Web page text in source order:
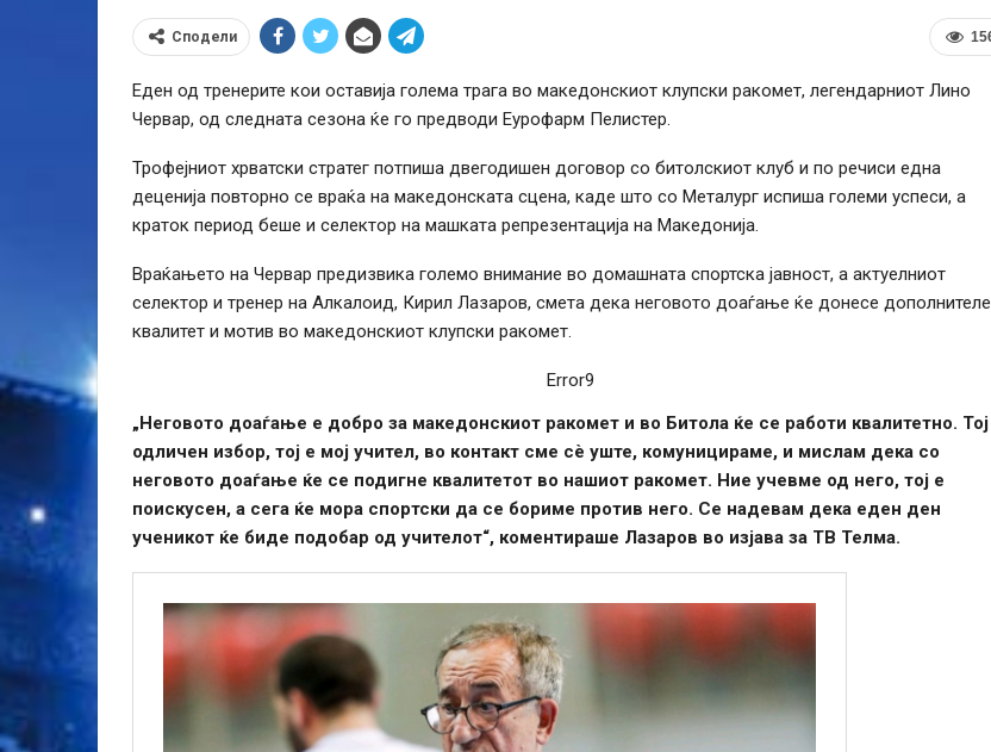
Сподели
Еден од тренерите кои оставија голема трага во македонскиот клупски ракомет, легендарниот Лино
Червар, од следната сезона ќе го предводи Еурофарм Пелистер.
Трофејниот хрватски стратег потпиша двегодишен договор со битолскиот клуб и по речиси една
деценија повторно се враќа на македонската сцена, каде што со Металург испиша големи успеси, а
краток период беше и селектор на машката репрезентација на Македонија.
Враќањето на Червар предизвика големо внимание во домашната спортска јавност, а актуелниот
селектор и тренер на Алкалоид, Кирил Лазаров, смета дека неговото доаѓање ќе донесе
квалитет и мотив во македонскиот клупски ракомет.
Error9
„Неговото доаѓање е добро за македонскиот ракомет и во Битола ќе се работи квалитетно. Тој
одличен избор, тој е мој учител, во контакт сме сѐ уште, комуницираме, и мислам дека со
неговото доаѓање ќе се подигне квалитетот во нашиот ракомет. Ние учевме од него, тој е
поискусен, а сега ќе мора спортски да се бориме против него. Се надевам дека еден ден
ученикот ќе биде подобар од учителот“, коментираше Лазаров во изјава за ТВ Телма.